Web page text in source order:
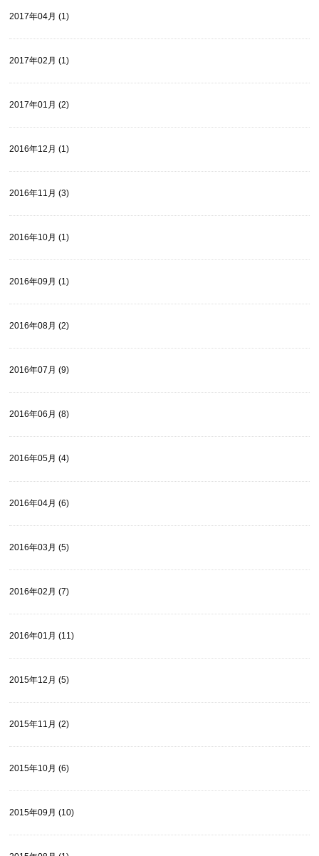
2017年04月 (1)
2017年02月 (1)
2017年01月 (2)
2016年12月 (1)
2016年11月 (3)
2016年10月 (1)
2016年09月 (1)
2016年08月 (2)
2016年07月 (9)
2016年06月 (8)
2016年05月 (4)
2016年04月 (6)
2016年03月 (5)
2016年02月 (7)
2016年01月 (11)
2015年12月 (5)
2015年11月 (2)
2015年10月 (6)
2015年09月 (10)